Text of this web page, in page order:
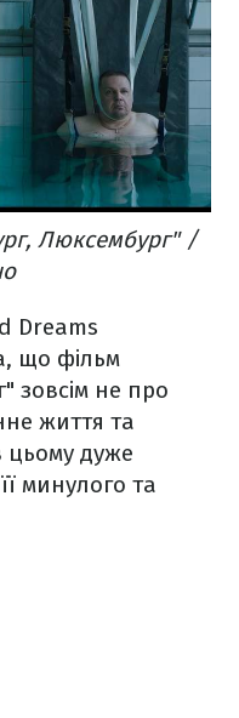
Люксембург" /
Dreams
що фільм
зовсім не про
життя та
цьому дуже
минулого та